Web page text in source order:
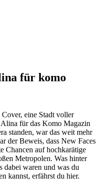
für komo
eine Stadt voller
für das Komo Magazin
standen, war das weit mehr
der Beweis, dass New Faces
Chancen auf hochkarätige
Metropolen. Was hinter
dabei waren und was du
kannst, erfährst du hier.